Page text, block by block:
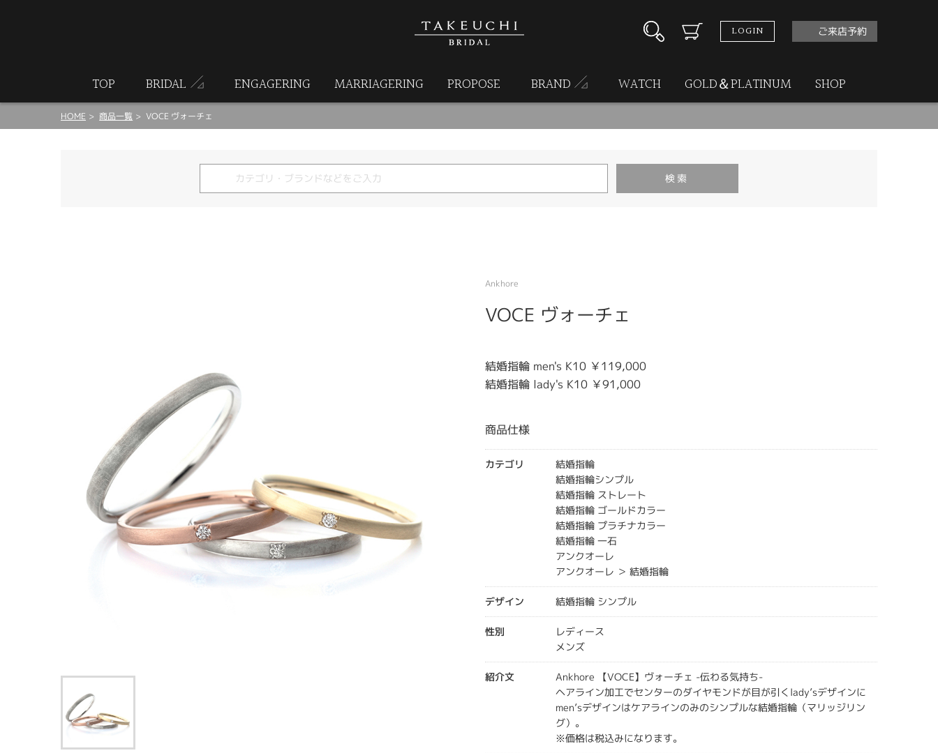
LOGIN ご来店予約
TOP BRIDAL ENGAGERING MARRIAGERING PROPOSE BRAND WATCH GOLD＆PLATINUM SHOP
HOME 商品一覧 VOCE ヴォーチェ
Ankhore
VOCE ヴォーチェ
結婚指輪 men's K10 ￥119,000
結婚指輪 lady's K10 ￥91,000
商品仕様
カテゴリ
結婚指輪
結婚指輪シンプル
結婚指輪 ストレート
結婚指輪 ゴールドカラー
結婚指輪 プラチナカラー
結婚指輪 一石
アンクオーレ
アンクオーレ ＞ 結婚指輪
デザイン 結婚指輪 シンプル
性別
レディース
メンズ
紹介文
Ankhore 【VOCE】ヴォーチェ -伝わる気持ち-
ヘアライン加工でセンターのダイヤモンドが目が引くlady’sデザインに
men’sデザインはケアラインのみのシンプルな結婚指輪（マリッジリン
グ）。
※価格は税込みになります。